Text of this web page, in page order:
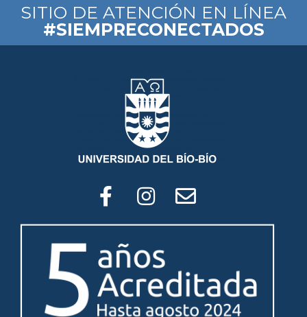
SITIO DE ATENCIÓN EN LÍNEA
#SIEMPRECONECTADOS